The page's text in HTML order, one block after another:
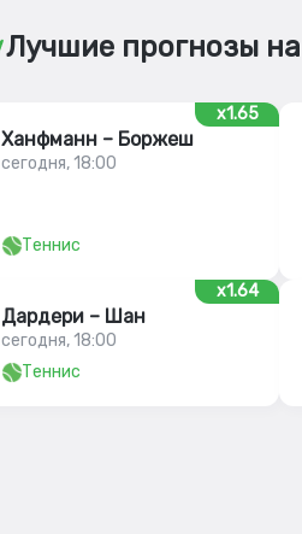
Лучшие прогнозы
x1.65
Ханфманн – Боржеш
сегодня, 18:00
Теннис
x1.64
Дардери – Шан
сегодня, 18:00
Теннис